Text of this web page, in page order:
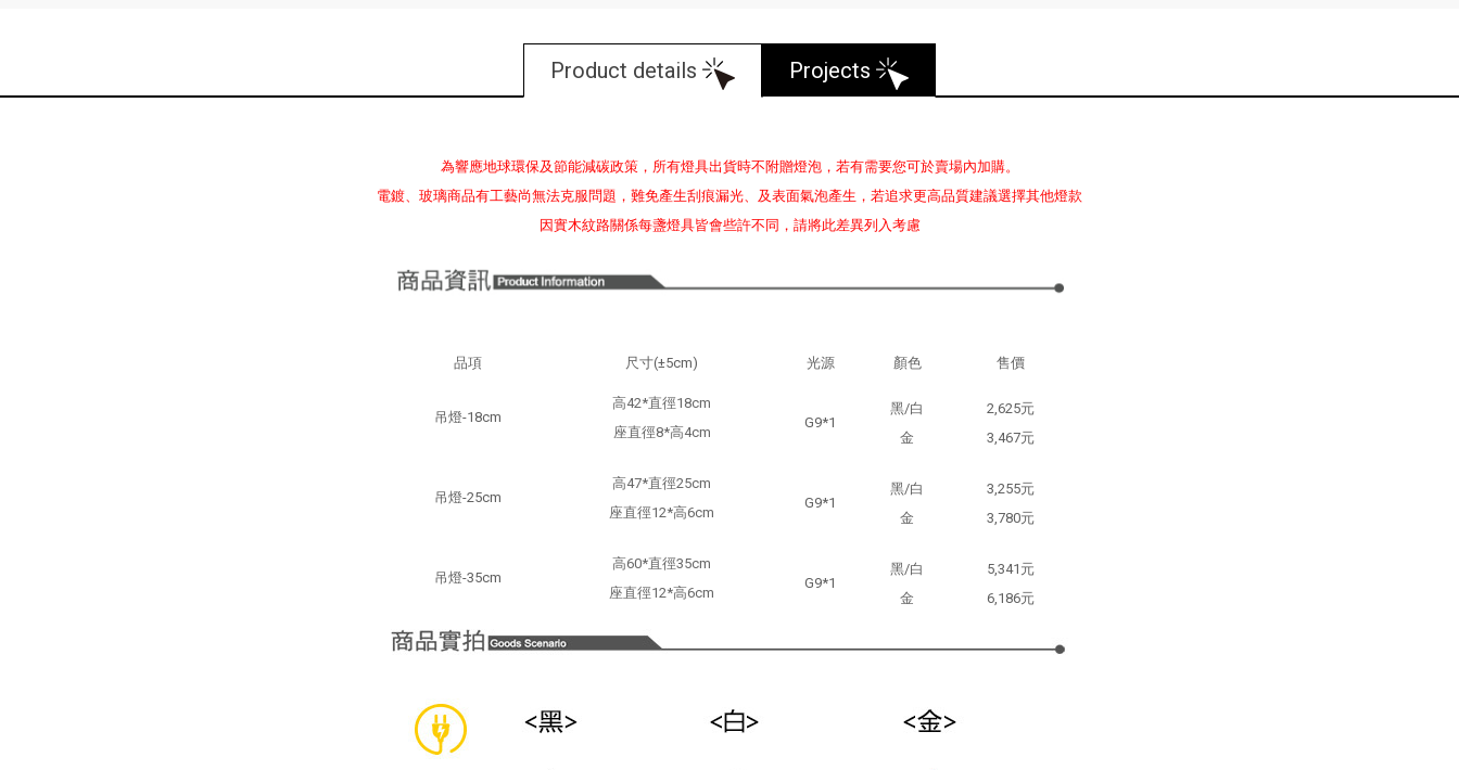
Product details Projects
為響應地球環保及節能減碳政策，所有燈具出貨時不附贈燈泡，若有需要您可於賣場內加購。
電鍍、玻璃商品有工藝尚無法克服問題，難免產生刮痕漏光、及表面氣泡產生，若追求更高品質建議選擇其他燈款
因實木紋路關係每盞燈具皆會些許不同，請將此差異列入考慮
品項 尺寸(±5cm) 光源 顏色 售價
吊燈-18cm
高42*直徑18cm
座直徑8*高4cm
G9*1
黑/白
金
2,625元
3,467元
吊燈-25cm
高47*直徑25cm
座直徑12*高6cm
G9*1
黑/白
金
3,255元
3,780元
吊燈-35cm
高60*直徑35cm
座直徑12*高6cm
G9*1
黑/白
金
5,341元
6,186元